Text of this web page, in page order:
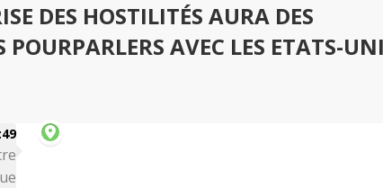
DES HOSTILITÉS AURA DES
POURPARLERS AVEC LES ETATS-